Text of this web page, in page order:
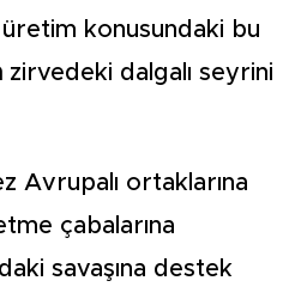
konusundaki bu
zirvedeki dalgalı seyrini
Avrupalı ortaklarına
çabalarına
savaşına destek